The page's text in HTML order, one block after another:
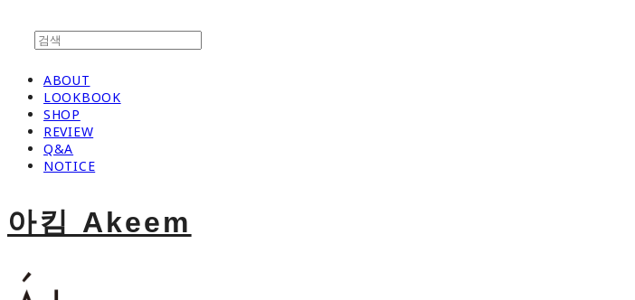
ABOUT
LOOKBOOK
SHOP
REVIEW
Q&A
NOTICE
아킴 Akeem